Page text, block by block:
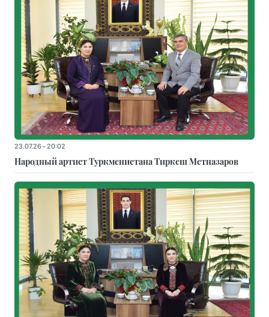
23.07.26 - 20:02
Народный артист Туркменистана Тиркеш Мeтназаров